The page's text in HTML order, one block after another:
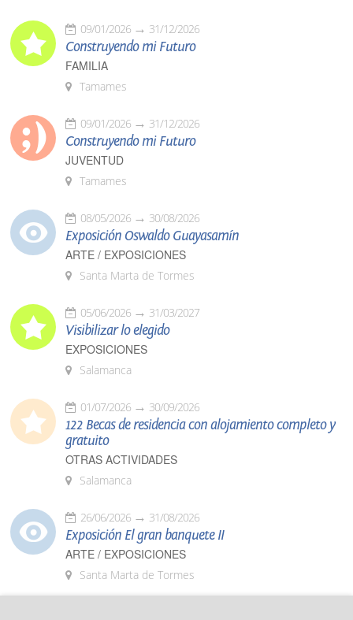
09/01/2026 31/12/2026
Construyendo mi Futuro
FAMILIA
Tamames
09/01/2026 31/12/2026
Construyendo mi Futuro
JUVENTUD
Tamames
08/05/2026 30/08/2026
Exposición Oswaldo Guayasamín
ARTE / EXPOSICIONES
Santa Marta de Tormes
05/06/2026 31/03/2027
Visibilizar lo elegido
EXPOSICIONES
Salamanca
01/07/2026 30/09/2026
122 Becas de residencia con alojamiento completo y
gratuito
OTRAS ACTIVIDADES
Salamanca
26/06/2026 31/08/2026
Exposición El gran banquete II
ARTE / EXPOSICIONES
Santa Marta de Tormes